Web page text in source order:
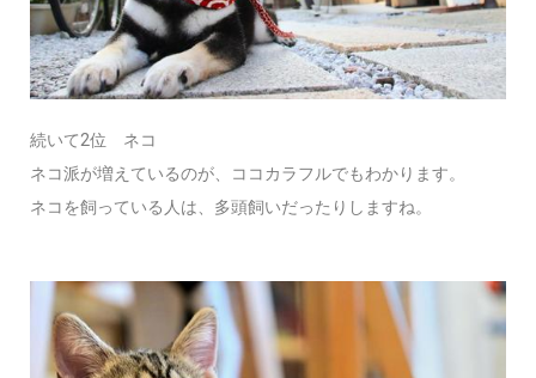
続いて2位 ネコ
ネコ派が増えているのが、ココカラフルでもわかります。
ネコを飼っている人は、多頭飼いだったりしますね。